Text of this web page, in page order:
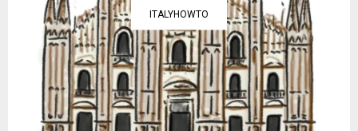
ITALYHOWTO